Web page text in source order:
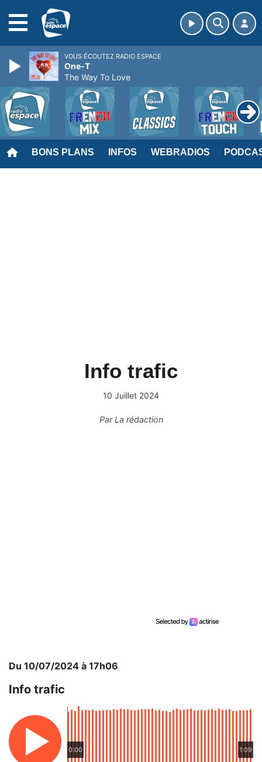
BONS PLANS INFOS WEBRADIOS
Info trafic
10 Juillet 2024
ParLa rédaction
Du 10/07/2024 à 17h06
Info trafic
0:00 1:09
VOUS ÉCOUTEZ RADIO ESPACE
One-T
The Way To Love